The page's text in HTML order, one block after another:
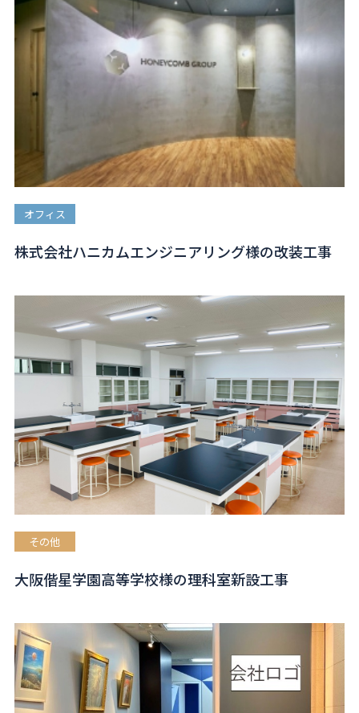
オフィス
株式会社ハニカムエンジニアリング様の改装工事
その他
大阪偕星学園高等学校様の理科室新設工事